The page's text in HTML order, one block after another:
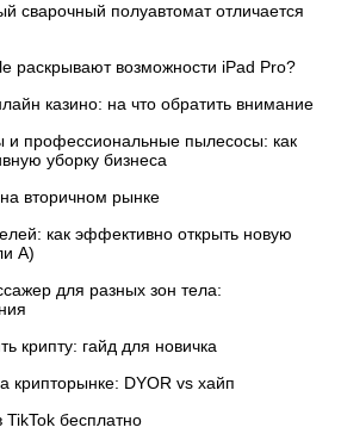
сварочный полуавтомат отличается
раскрывают возможности iPad Pro?
казино: на что обратить внимание
профессиональные пылесосы: как
уборку бизнеса
вторичном рынке
как эффективно открыть новую
А)
для разных зон тела:
крипту: гайд для новичка
крипторынке: DYOR vs хайп
TikTok бесплатно